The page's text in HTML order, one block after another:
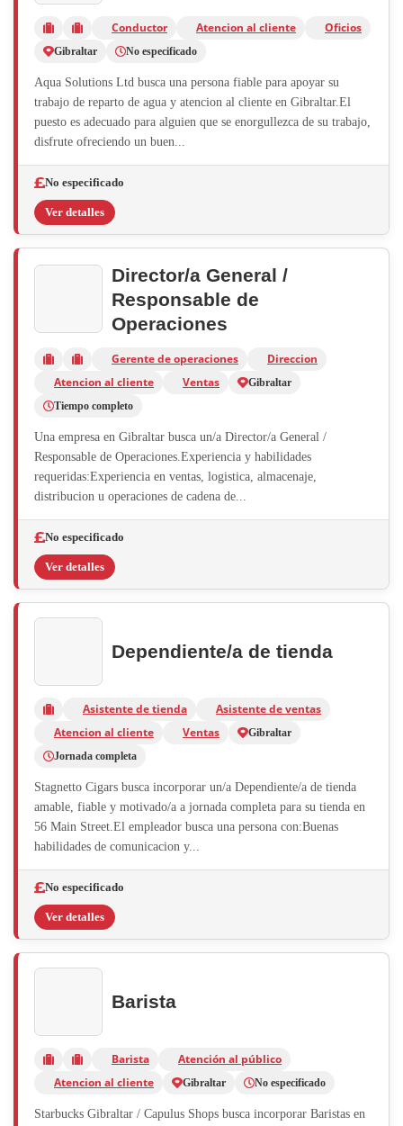
Conductor Atencion al cliente Oficios
Gibraltar No especificado
Aqua Solutions Ltd busca una persona fiable para apoyar su
trabajo de reparto de agua y atencion al cliente en Gibraltar.El
puesto es adecuado para alguien que se enorgullezca de su trabajo,
disfrute ofreciendo un buen...
No especificado
Ver detalles
Director/a General /
Responsable de
Operaciones
Gerente de operaciones
Direccion
Atencion al cliente
Ventas
Gibraltar
Tiempo completo
Una empresa en Gibraltar busca un/a Director/a General /
Responsable de Operaciones.Experiencia y habilidades
requeridas:Experiencia en ventas, logistica, almacenaje,
distribucion u operaciones de cadena de...
No especificado
Ver detalles
Dependiente/a de tienda
Asistente de tienda
Asistente de ventas
Atencion al cliente
Ventas
Gibraltar
Jornada completa
Stagnetto Cigars busca incorporar un/a Dependiente/a de tienda
amable, fiable y motivado/a a jornada completa para su tienda en
56 Main Street.El empleador busca una persona con:Buenas
habilidades de comunicacion y...
No especificado
Ver detalles
Barista
Barista
Atención al público
Atencion al cliente
Gibraltar No especificado
Starbucks Gibraltar / Capulus Shops busca incorporar Baristas en